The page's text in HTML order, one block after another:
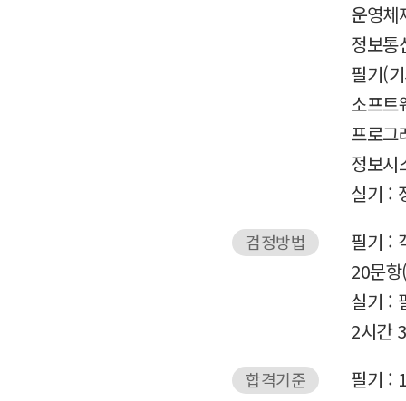
운영체
정보통
필기(
소프트
프로그
정보시
실기 :
검정방법
필기 :
20문
실기 :
2시간
합격기준
필기 :